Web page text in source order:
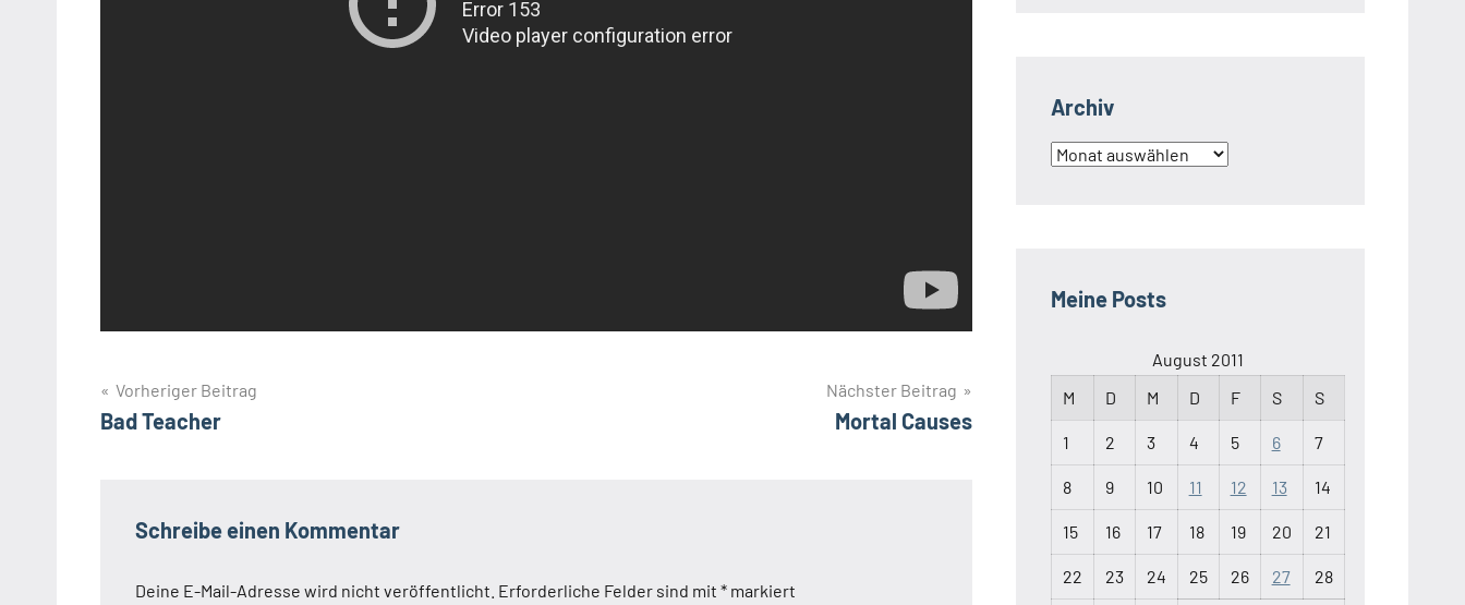
Beitragsnavigation
Vorheriger Beitrag
Bad Teacher
Nächster Beitrag
Mortal Causes
Schreibe einen Kommentar
Deine E-Mail-Adresse wird nicht veröffentlicht. Erforderliche Felder sind mit * markiert
Archiv
Archiv
Meine Posts
August 2011
M
D M D F S S
1 2 3 4 5 6 7
8 9 10 11 12 13 14
15 16 17 18 19 20 21
22 23 24 25 26 27 28